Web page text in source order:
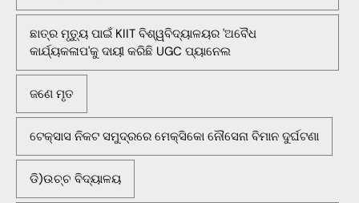
ଛାତ୍ର ମୃତ୍ୟୁ ପାଇଁ KIIT ବିଶ୍ୱବିଦ୍ୟାଳୟର 'ଅବୈଧ
କାର୍ଯ୍ୟକଳାପ'କୁ ଦାୟୀ କରିଛି UGC ପ୍ୟାନେଲ
ଜଣେ ମୃତ
ଟେକ୍ସାସ ନିକଟ ସମୁଦ୍ରରେ ମେକ୍ସିକୋ ନୌସେନା ବିମାନ ଦୁର୍ଘଟଣା
ଡି)ଉଚ୍ଚ ବିଦ୍ୟାଳୟ